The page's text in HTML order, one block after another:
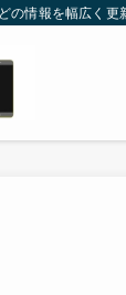
情報を幅広く更